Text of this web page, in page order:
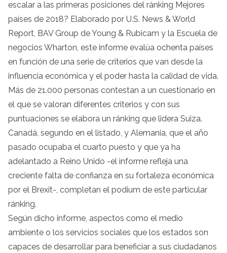
escalar a las primeras posiciones del ránking Mejores
países de 2018? Elaborado por U.S. News & World
Report, BAV Group de Young & Rubicam y la Escuela de
negocios Wharton, este informe evalúa ochenta países
en función de una serie de criterios que van desde la
influencia económica y el poder hasta la calidad de vida.
Más de 21.000 personas contestan a un cuestionario en
el que se valoran diferentes criterios y con sus
puntuaciones se elabora un ránking que lidera Suiza.
Canadá, segundo en el listado, y Alemania, que el año
pasado ocupaba el cuarto puesto y que ya ha
adelantado a Reino Unido -el informe refleja una
creciente falta de confianza en su fortaleza económica
por el Brexit-, completan el podium de este particular
ránking.
Según dicho informe, aspectos como el medio
ambiente o los servicios sociales que los estados son
capaces de desarrollar para beneficiar a sus ciudadanos